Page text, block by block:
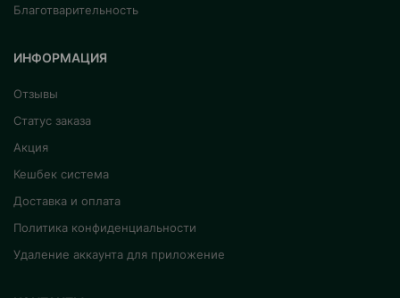
Благотварительность
ИНФОРМАЦИЯ
Отзывы
Статус заказа
Акция
Кешбек система
Доставка и оплата
Политика конфиденциальности
Удаление аккаунта для приложение